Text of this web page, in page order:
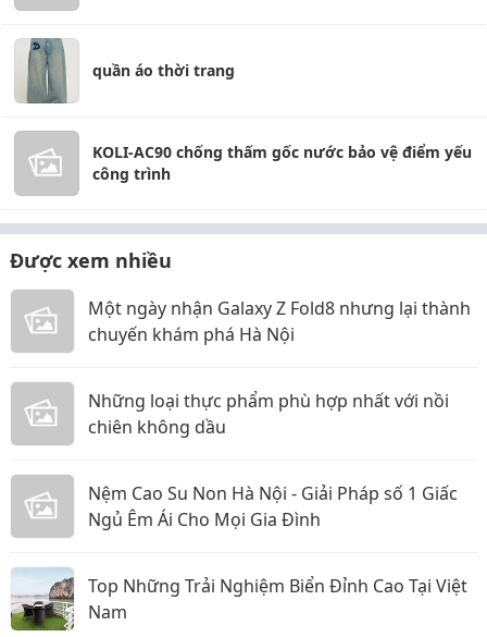
quần áo thời trang
KOLI-AC90 chống thấm gốc nước bảo vệ điểm yếu
công trình
Được xem nhiều
Một ngày nhận Galaxy Z Fold8 nhưng lại thành
chuyến khám phá Hà Nội
Những loại thực phẩm phù hợp nhất với nồi
chiên không dầu
Nệm Cao Su Non Hà Nội - Giải Pháp số 1 Giấc
Ngủ Êm Ái Cho Mọi Gia Đình
Top Những Trải Nghiệm Biển Đỉnh Cao Tại Việt
Nam